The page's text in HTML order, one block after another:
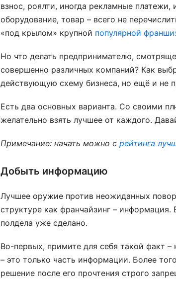
взнос, роялти, иногда рекламные
оборудование, товар – всего не
«под крылом» крупной популярной
Но что делать предпринимателю,
совершенно различных компаний? Как
действующую схему бизнеса, но ещё и не
Есть два основных варианта. Со своими
желательно взять лучшее от каждого.
Примечание: начать можно с рейтинга
Добыть информацию
Лучшее оружие против неожиданных
структуре как франчайзинг – информация.
полдела уже сделано.
Во-первых, примите для себя такой факт
– это только часть информации. Более
решение после его прочтения строго